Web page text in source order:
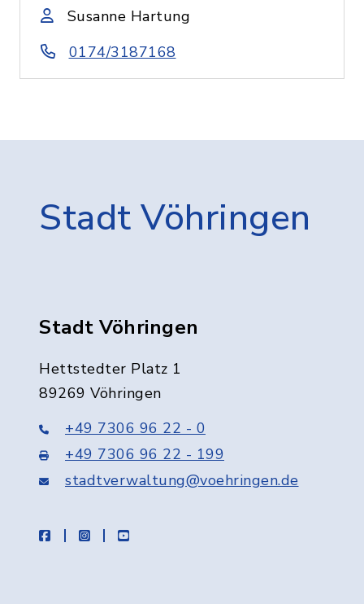
Susanne Hartung
0174/3187168
Stadt Vöhringen
Stadt Vöhringen
Hettstedter Platz 1
89269 Vöhringen
+49 7306 96 22 - 0
+49 7306 96 22 - 199
stadtverwaltung@voehringen.de
facebookinstagramyoutube